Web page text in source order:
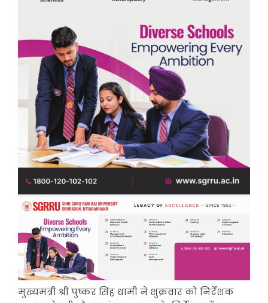
मुख्यमंत्री श्री पुष्कर सिंह धामी ने शुक्रवार को निर्देशक